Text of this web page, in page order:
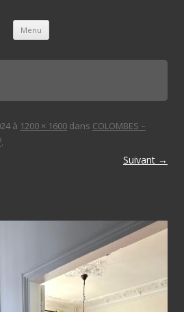
Menu Aller au contenu principal
à 1200 × 1600 dans COLOMBES –
.
Suivant →